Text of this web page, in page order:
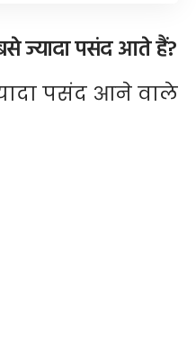
ज्यादा पसंद आते हैं?
पसंद आने वाले